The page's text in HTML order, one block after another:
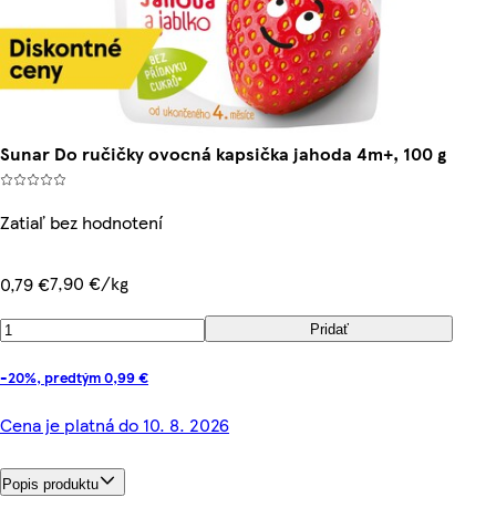
Sunar Do ručičky ovocná kapsička jahoda 4m+, 100 g
Zatiaľ bez hodnotení
0,79 €7,90 €/kg
Pridať
-20%, predtým 0,99 €
Cena je platná do 10. 8. 2026
Popis produktu